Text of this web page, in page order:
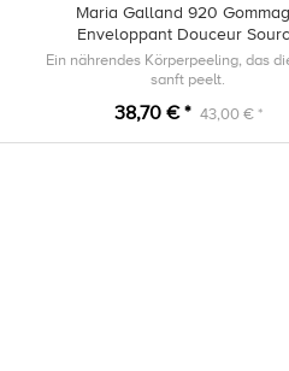
Maria Galland 920
Enveloppant Douceur
d'énergie 200ml
Ein nährendes Körperpeeling, das
sanft peelt.
38,70 € * 43,00 € *